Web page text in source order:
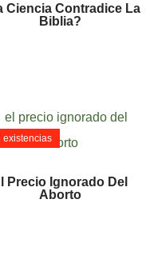
Ciencia Contradice La
Biblia?
Precio Ignorado Del
Aborto
existencias